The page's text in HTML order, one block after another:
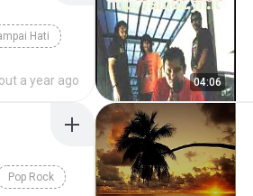
Hati
a year ago 04:06
Pop Rock